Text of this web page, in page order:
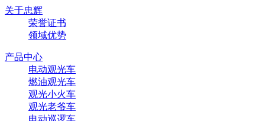
关于忠辉
荣誉证书
领域优势
产品中心
电动观光车
燃油观光车
观光小火车
观光老爷车
电动巡逻车